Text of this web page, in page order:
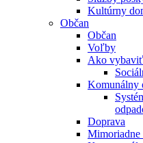
Kultúrny
Občan
Občan
Voľby
Ako vybaviť
Komunálny
Doprava
Mimoriadne